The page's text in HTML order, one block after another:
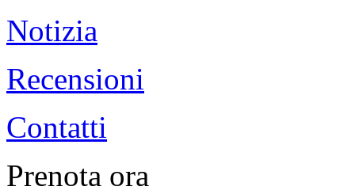
Notizia
Recensioni
Contatti
Prenota ora